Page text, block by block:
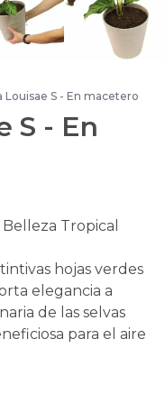
Louisae S - En macetero
S - En
Tropical
hojas verdes
elegancia a
de las selvas
para el aire